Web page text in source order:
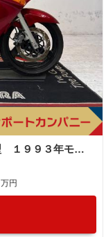
カワサキ ＺＺ−Ｒ２５０ ＥＸ２５０Ｈ型 １９９３年モデル 社外スクリーン ＥＴＣ サブハンドルバー
万円